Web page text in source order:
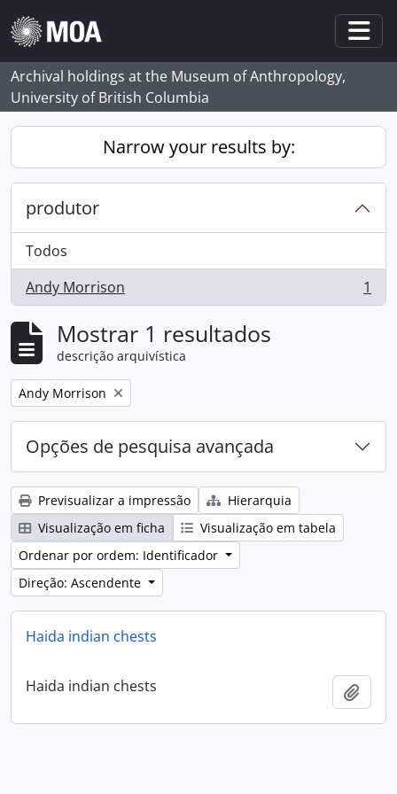
Skip to main content
Archival holdings at the Museum of Anthropology,
University of British Columbia
Narrow your results by:
produtor
Todos
Andy Morrison
, 1 resultados 1
Mostrar 1 resultados
descrição arquivística
Remove filter:
Andy Morrison
Opções de pesquisa avançada
Previsualizar a impressão
Hierarquia
Visualização em ficha
Visualização em tabela
Ordenar por ordem: Identificador
Direção: Ascendente
Haida indian chests
Haida indian chests